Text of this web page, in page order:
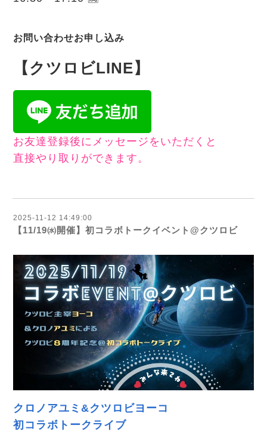
お問い合わせお申し込み
【クツロビLINE】
お友達登録後にメッセージをいただくと
直接やり取りができます。
2025-11-12 14:49:00
【11/19㈬開催】初コラボトークイベント@クツロビ
クロノアユミ&クツロビヨーコ
初コラボトークライブ